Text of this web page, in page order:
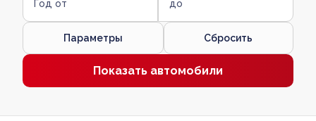
Год от до
Параметры Сбросить
Показать автомобили